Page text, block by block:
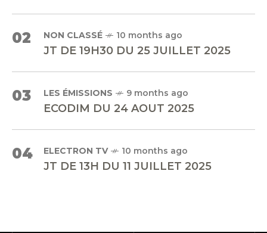
02 NON CLASSÉ 10 months ago
JT DE 19H30 DU 25 JUILLET 2025
03 LES ÉMISSIONS 9 months ago
ECODIM DU 24 AOUT 2025
04 ELECTRON TV 10 months ago
JT DE 13H DU 11 JUILLET 2025